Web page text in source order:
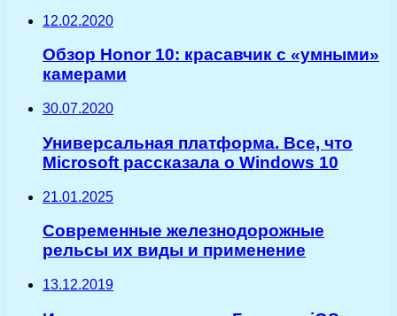
12.02.2020
Обзор Honor 10: красавчик с «умными»
камерами
30.07.2020
Универсальная платформа. Все, что
Microsoft рассказала о Windows 10
21.01.2025
Современные железнодорожные
рельсы их виды и применение
13.12.2019